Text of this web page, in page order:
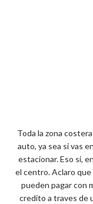
Toda la zona
auto, ya sea si vas
estacionar. Eso si,
el centro. Aclaro
pueden pagar con
credito a traves de